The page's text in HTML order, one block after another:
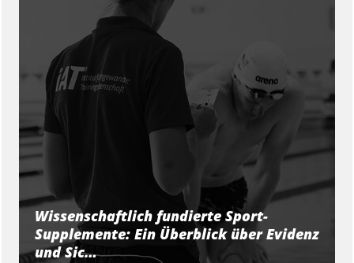
Wissenschaftlich fundierte Sport-
Supplemente: Ein Überblick über Evidenz
und Sic…